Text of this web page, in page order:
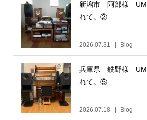
新潟市 阿部様
れて。②
2026.07.31 Blog
兵庫県 銑野様
れて。⑤
2026.07.18 Blog